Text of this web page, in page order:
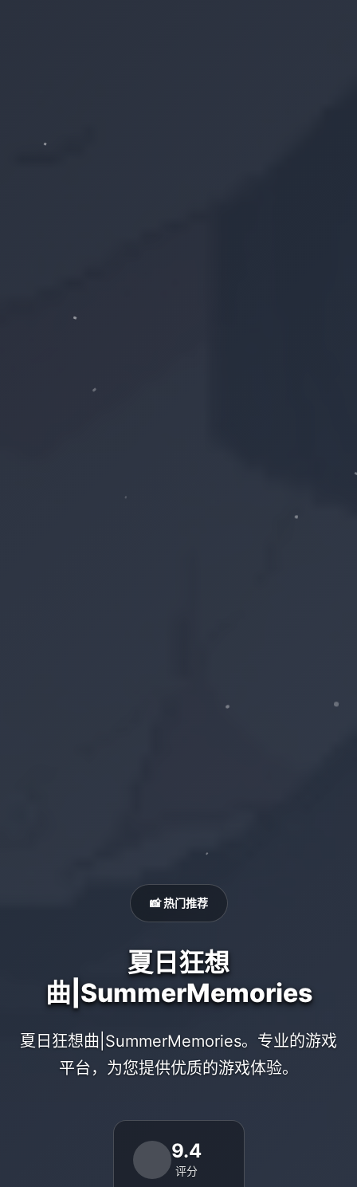
📸 热门推荐
夏日狂想
曲|SummerMemories
夏日狂想曲|SummerMemories。专业的游戏
平台，为您提供优质的游戏体验。
9.4
评分